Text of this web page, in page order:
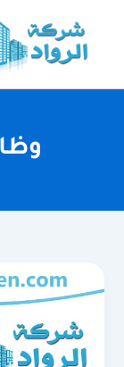
المحتوى